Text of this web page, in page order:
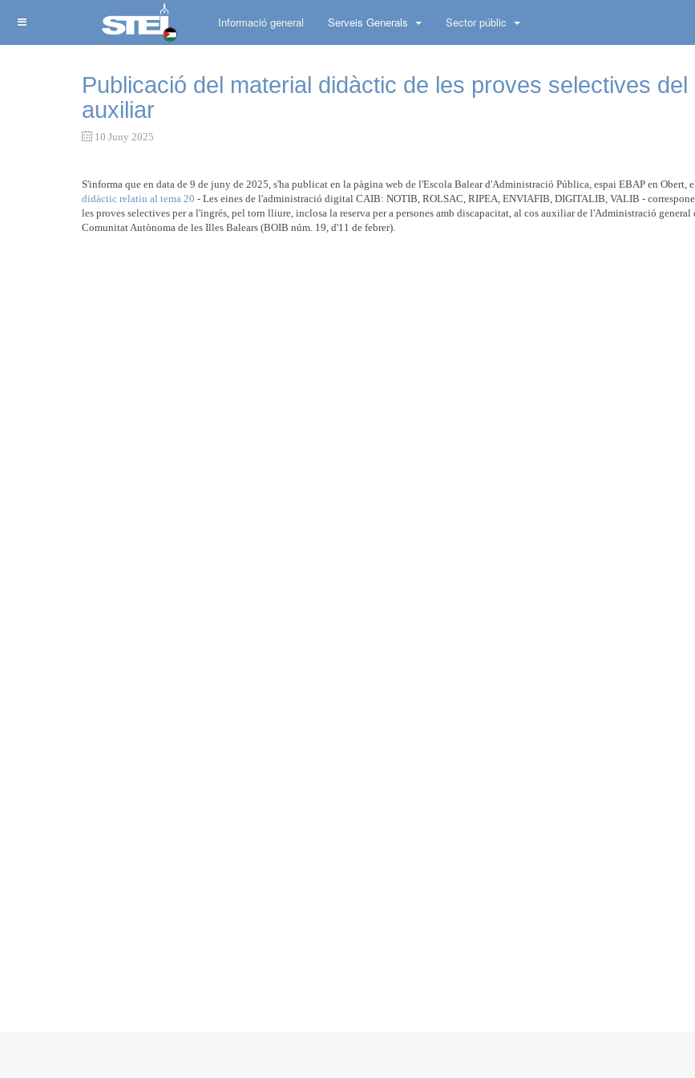
Informació general Serveis Generals Sector públic
Publicació del material didàctic de les proves selectives del
auxiliar
10 Juny 2025
S'informa que en data de 9 de juny de 2025, s'ha publicat en la pàgina web de l'Escola Balear d'Administració Pública, espai EBAP en Obert,
didàctic relatiu al tema 20 - Les eines de l'administració digital CAIB: NOTIB, ROLSAC, RIPEA, ENVIAFIB, DIGITALIB, VALIB -
les proves selectives per a l'ingrés, pel torn lliure, inclosa la reserva per a persones amb discapacitat, al cos auxiliar de l'Administració general
Comunitat Autònoma de les Illes Balears (BOIB núm. 19, d'11 de febrer).